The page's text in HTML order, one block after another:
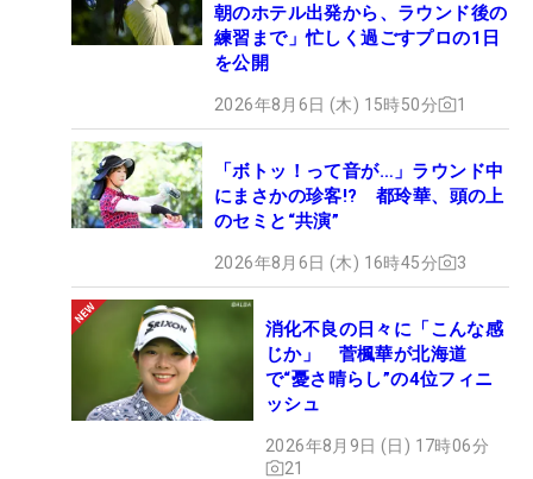
朝のホテル出発から、ラウンド後の
練習まで」忙しく過ごすプロの1日
を公開
2026年8月6日 (木) 15時50分 1
「ボトッ！って音が…」ラウンド中
にまさかの珍客!? 都玲華、頭の上
のセミと“共演”
2026年8月6日 (木) 16時45分 3
消化不良の日々に「こんな感
じか」 菅楓華が北海道
で“憂さ晴らし”の4位フィニ
ッシュ
2026年8月9日 (日) 17時06分
21